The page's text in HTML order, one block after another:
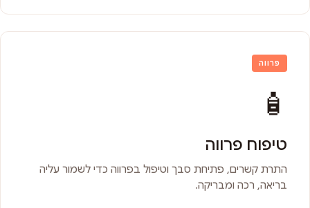
פרווה
🧴
טיפוח פרווה
התרת קשרים, פתיחת סבך וטיפול בפרווה כדי לשמור עליה
בריאה, רכה ומבריקה.